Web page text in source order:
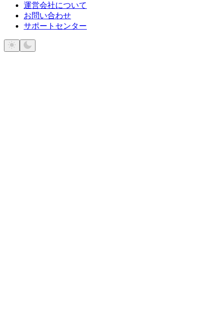
運営会社について
お問い合わせ
サポートセンター